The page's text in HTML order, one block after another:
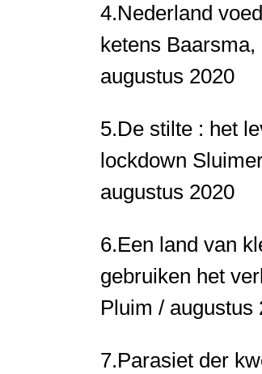
4.Nederland
ketens
augustus 2020
5.De stilte : het
lockdown
augustus 2020
6.Een land van
gebruiken het
Pluim / augustus
7.Parasiet der